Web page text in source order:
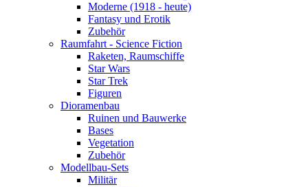
Moderne (1918 - heute)
Fantasy und Erotik
Zubehör
Raumfahrt - Science Fiction
Raketen, Raumschiffe
Star Wars
Star Trek
Figuren
Dioramenbau
Ruinen und Bauwerke
Bases
Vegetation
Zubehör
Modellbau-Sets
Militär